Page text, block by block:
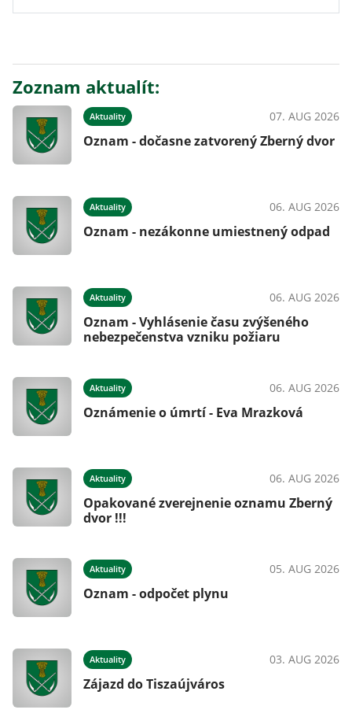
Zoznam aktualít:
Aktuality 07. AUG 2026
Oznam - dočasne zatvorený Zberný dvor
Aktuality 06. AUG 2026
Oznam - nezákonne umiestnený odpad
Aktuality 06. AUG 2026
Oznam - Vyhlásenie času zvýšeného
nebezpečenstva vzniku požiaru
Aktuality 06. AUG 2026
Oznámenie o úmrtí - Eva Mrazková
Aktuality 06. AUG 2026
Opakované zverejnenie oznamu Zberný
dvor !!!
Aktuality 05. AUG 2026
Oznam - odpočet plynu
Aktuality 03. AUG 2026
Zájazd do Tiszaújváros